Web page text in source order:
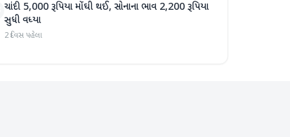
ચાંદી 5,000 રૂપિયા મોંઘી થઈ, સોનાના ભાવ 2,200 રૂપિયા
સુધી વધ્યા
2 દિવસ પહેલા